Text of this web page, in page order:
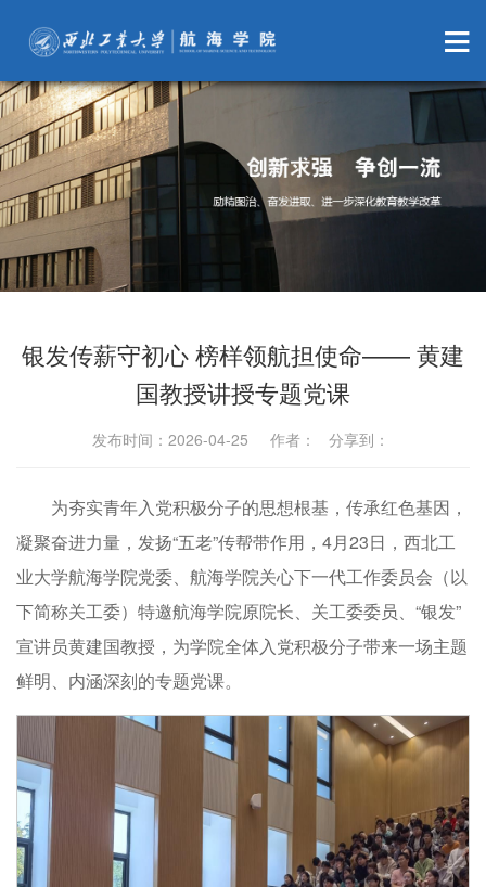
银发传薪守初心 榜样领航担使命—— 黄建
国教授讲授专题党课
发布时间：2026-04-25 作者： 分享到：
为夯实青年入党积极分子的思想根基，传承红色基因，
凝聚奋进力量，发扬“五老”传帮带作用，4月23日，西北工
业大学航海学院党委、航海学院关心下一代工作委员会（以
下简称关工委）特邀航海学院原院长、关工委委员、“银发”
宣讲员黄建国教授，为学院全体入党积极分子带来一场主题
鲜明、内涵深刻的专题党课。